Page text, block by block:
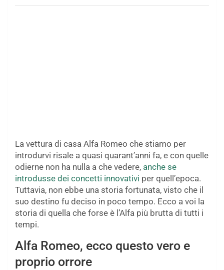
La vettura di casa Alfa Romeo che stiamo per
introdurvi risale a quasi quarant’anni fa, e con quelle
odierne non ha nulla a che vedere, anche se
introdusse dei concetti innovativi per quell’epoca.
Tuttavia, non ebbe una storia fortunata, visto che il
suo destino fu deciso in poco tempo. Ecco a voi la
storia di quella che forse è l’Alfa più brutta di tutti i
tempi.
Alfa Romeo, ecco questo vero e
proprio orrore